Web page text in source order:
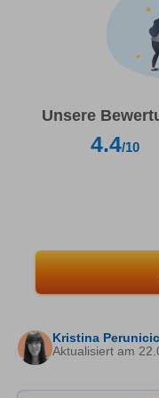
Unsere
4.4/10
Kristina Perunicic
Aktualisiert am